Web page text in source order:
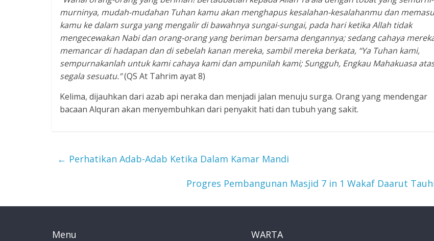
murninya, mudah-mudahan Tuhan kamu akan menghapus kesalahan-kesalahanmu dan
kamu ke dalam surga yang mengalir di bawahnya sungai-sungai, pada hari ketika Allah tidak
mengecewakan Nabi dan orang-orang yang beriman bersama dengannya; sedang cahaya
memancar di hadapan dan di sebelah kanan mereka, sambil mereka berkata, “Ya Tuhan kami,
sempurnakanlah untuk kami cahaya kami dan ampunilah kami; Sungguh, Engkau Mahakuasa
segala sesuatu.”(QS At Tahrim ayat 8)
Kelima, dijauhkan dari azab api neraka dan menjadi jalan menuju surga. Orang yang mendengar
bacaan Alquran akan menyembuhkan dari penyakit hati dan tubuh yang sakit.
← Perhatikan Adab-Adab Ketika Dalam Kamar Mandi
Progres Pembangunan Masjid 7 in 1 Wakaf Daarut
Menu WARTA